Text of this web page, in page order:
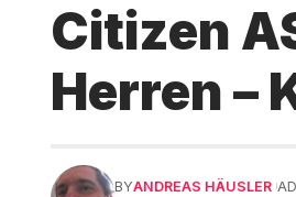
Citizen
Herren –
BYANDREAS HÄUSLER